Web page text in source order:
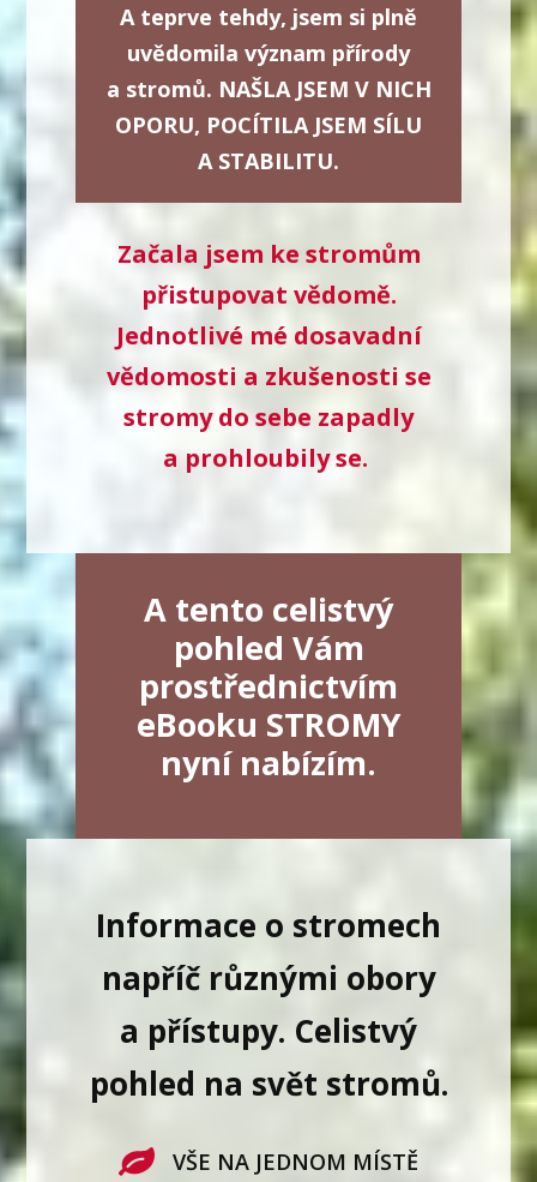
A teprve tehdy, jsem si plně
uvědomila význam přírody
a stromů. NAŠLA JSEM V NICH
OPORU, POCÍTILA JSEM SÍLU
A STABILITU.
Začala jsem ke stromům
přistupovat vědomě.
Jednotlivé mé dosavadní
vědomosti a zkušenosti se
stromy do sebe zapadly
a prohloubily se.
A tento celistvý
pohled Vám
prostřednictvím
eBooku STROMY
nyní nabízím.
Informace o stromech
napříč různými obory
a přístupy. Celistvý
pohled na svět stromů.
VŠE NA JEDNOM MÍSTĚ